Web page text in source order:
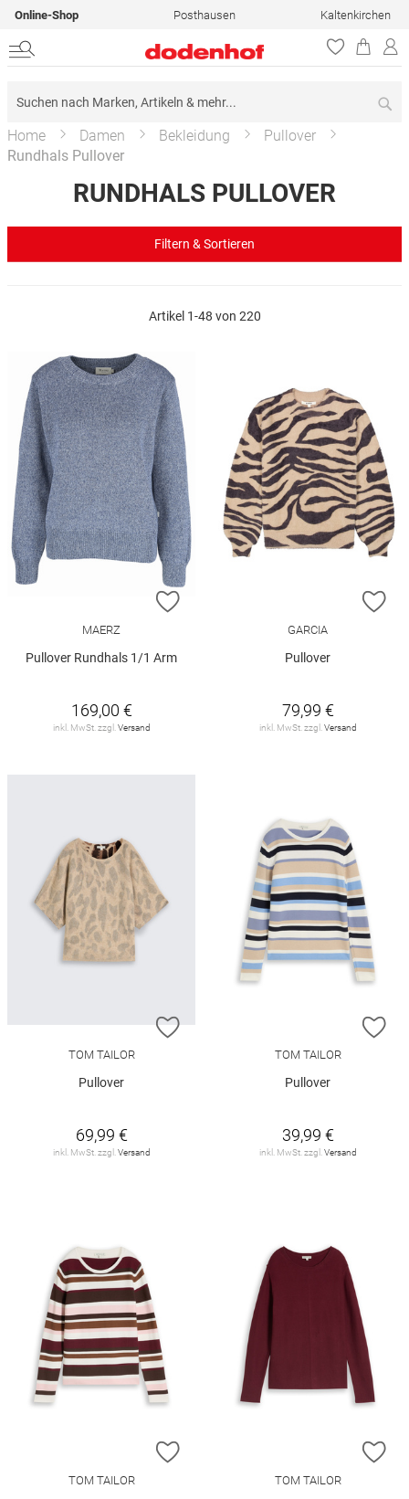
Online-Shop Posthausen Kaltenkirchen
Home Damen Bekleidung
Pullover
Rundhals Pullover
RUNDHALS PULLOVER
Artikel 1-48 von 220
ZUR WUNSCHLISTE HINZUFÜGEN
MAERZ
Pullover Rundhals 1/1 Arm
169,00 €
inkl. MwSt. zzgl. Versand
GARCIA
Pullover
79,99 €
inkl. MwSt. zzgl. Versand
ZUR WUNSCHLISTE HINZUFÜGEN
TOM TAILOR
Pullover
69,99 €
inkl. MwSt. zzgl. Versand
TOM TAILOR
Pullover
39,99 €
inkl. MwSt. zzgl. Versand
ZUR WUNSCHLISTE HINZUFÜGEN
TOM TAILOR TOM TAILOR
Filtern & Sortieren